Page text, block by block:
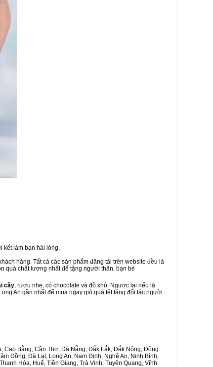
kết làm bạn hài lòng.
hàng. Tất cả các sản phẩm đăng tải trên website đều là
quà chất lượng nhất để tặng người thân, bạn bè
cây, rượu nhẹ, có chocolate và đồ khô. Ngược lại nếu là
An gần nhất để mua ngay giỏ quà tết tặng đối tác người
Cao Bằng, Cần Thơ, Đà Nẵng, Đắk Lắk, Đắk Nông, Đồng
Đồng, Đà Lạt, Long An, Nam Định, Nghệ An, Ninh Bình,
Hóa, Huế, Tiền Giang, Trà Vinh, Tuyên Quang, Vĩnh